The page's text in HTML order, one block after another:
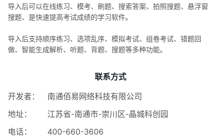
导入后可以在线练习、模考、刷题、搜索答案、拍照搜题、悬浮窗
搜题、是快速提高考试成绩的学习软件。
导入后支持顺序练习、选项乱序、模拟考试、组卷考试、错题回
做、智能生成解析、听题、背题、搜题等多种功能。
联系方式
开发者：
南通佰易网络科技有限公司
地址：
江苏省-南通市-崇川区-晶城科创园
电话：
400-660-3606